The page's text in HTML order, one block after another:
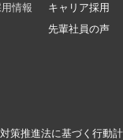
情報
キャリア採用
先輩社員の声
策推進法に基づく行動